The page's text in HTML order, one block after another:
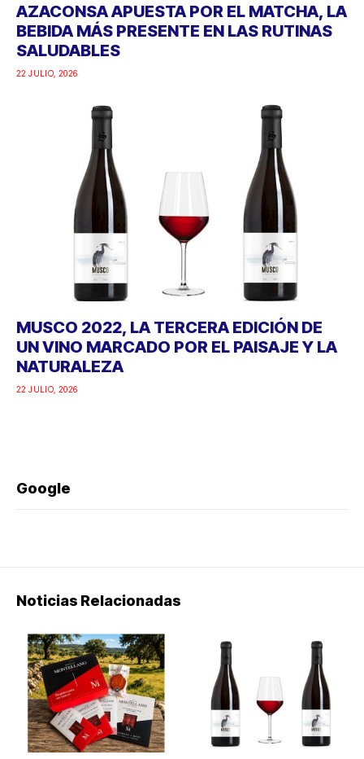
AZACONSA APUESTA POR EL MATCHA, LA
BEBIDA MÁS PRESENTE EN LAS RUTINAS
SALUDABLES
22 JULIO, 2026
MUSCO 2022, LA TERCERA EDICIÓN DE
UN VINO MARCADO POR EL PAISAJE Y LA
NATURALEZA
22 JULIO, 2026
Google
Noticias Relacionadas